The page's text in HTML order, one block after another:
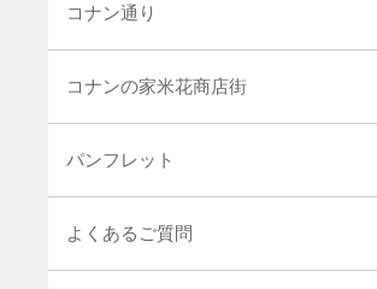
コナン通り
コナンの家米花商店街
パンフレット
よくあるご質問